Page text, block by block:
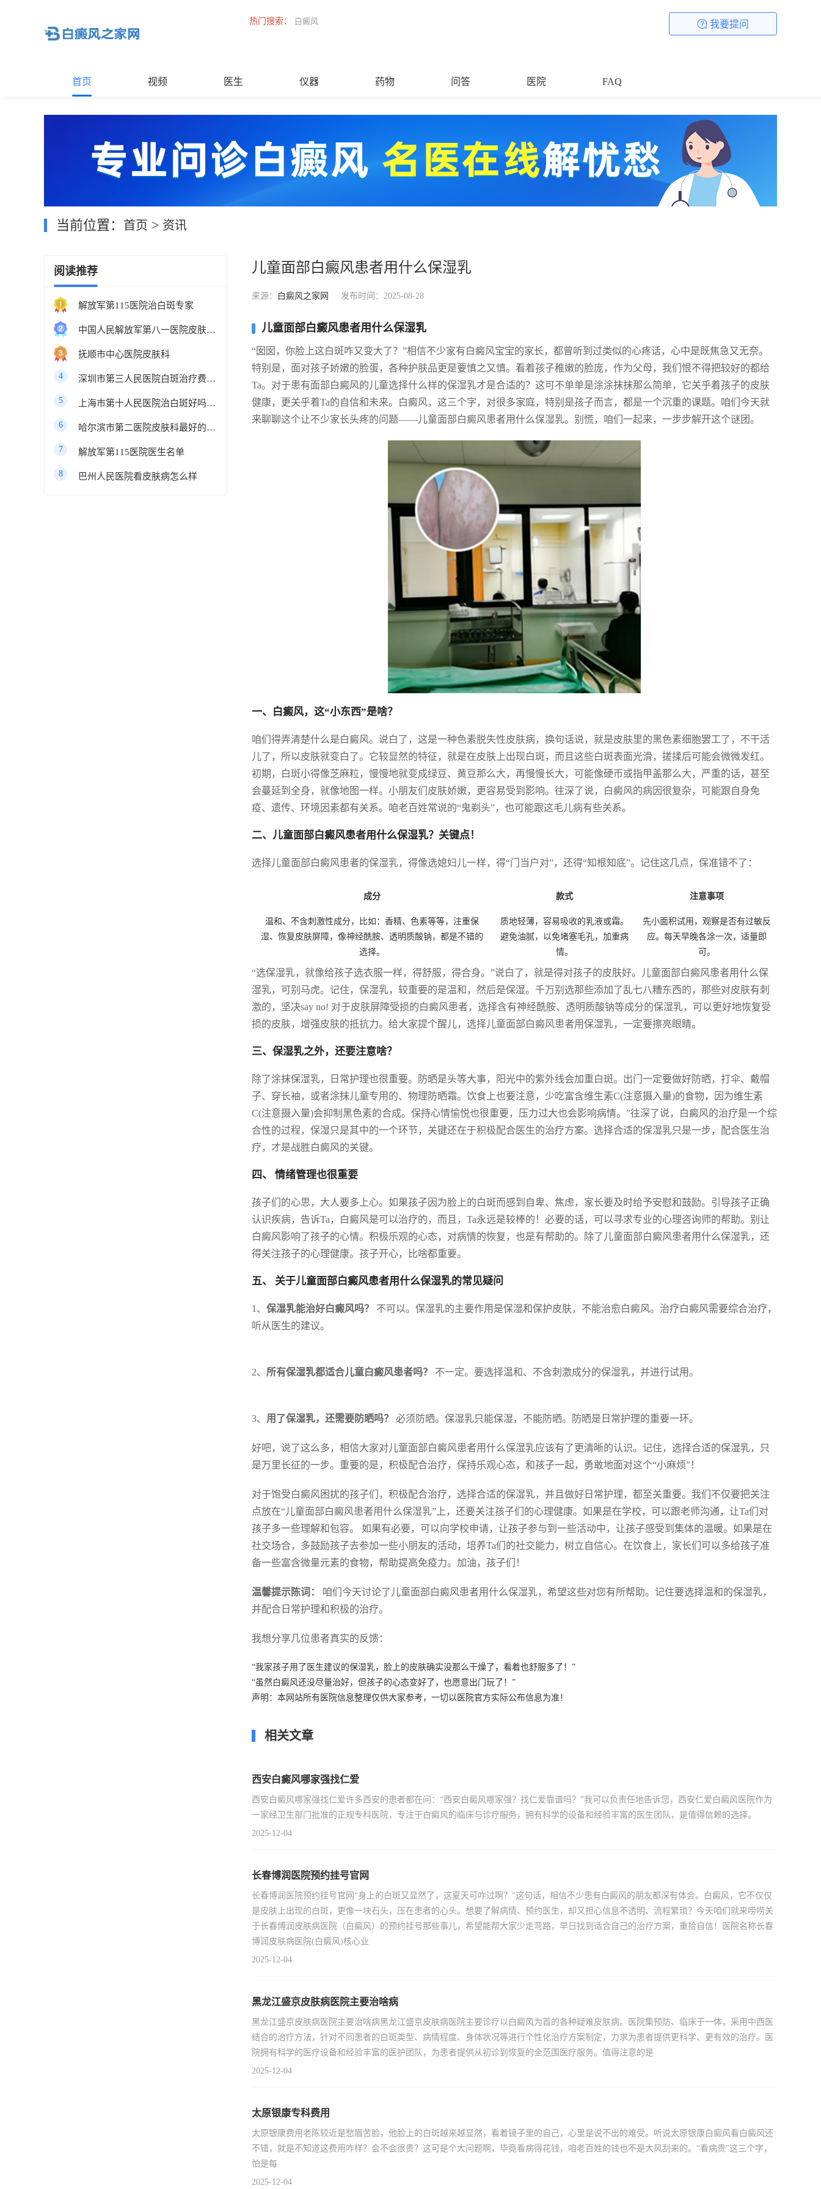
热门搜索： 白癜风 我要提问
首页 视频 医生 仪器 药物 问答 医院 FAQ
当前位置： 首页 > 资讯
阅读推荐
解放军第115医院治白斑专家
中国人民解放军第八一医院皮肤科最好的医生
抚顺市中心医院皮肤科
4 深圳市第三人民医院白斑治疗费用多少
5 上海市第十人民医院治白斑好吗知乎
6 哈尔滨市第二医院皮肤科最好的医生
7 解放军第115医院医生名单
8 巴州人民医院看皮肤病怎么样
儿童面部白癜风患者用什么保湿乳
来源： 白癜风之家网 发布时间：2025-08-28
儿童面部白癜风患者用什么保湿乳
“囡囡，你脸上这白斑咋又变大了？”相信不少家有白癜风宝宝的家长，都曾听到过类似的心疼话，心中是既焦急又无奈。
特别是，面对孩子娇嫩的脸蛋，各种护肤品更是要慎之又慎。看着孩子稚嫩的脸庞，作为父母，我们恨不得把较好的都给
Ta。对于患有面部白癜风的儿童选择什么样的保湿乳才是合适的？这可不单单是涂涂抹抹那么简单，它关乎着孩子的皮肤
健康，更关乎着Ta的自信和未来。白癜风，这三个字，对很多家庭，特别是孩子而言，都是一个沉重的课题。咱们今天就
来聊聊这个让不少家长头疼的问题——儿童面部白癜风患者用什么保湿乳。别慌，咱们一起来，一步步解开这个谜团。
一、白癜风，这“小东西”是啥？
咱们得弄清楚什么是白癜风。说白了，这是一种色素脱失性皮肤病，换句话说，就是皮肤里的黑色素细胞罢工了，不干活
儿了，所以皮肤就变白了。它较显然的特征，就是在皮肤上出现白斑，而且这些白斑表面光滑，搓揉后可能会微微发红。
初期，白斑小得像芝麻粒，慢慢地就变成绿豆、黄豆那么大，再慢慢长大，可能像硬币或指甲盖那么大，严重的话，甚至
会蔓延到全身，就像地图一样。小朋友们皮肤娇嫩，更容易受到影响。往深了说，白癜风的病因很复杂，可能跟自身免
疫、遗传、环境因素都有关系。咱老百姓常说的“鬼剃头”，也可能跟这毛儿病有些关系。
二、儿童面部白癜风患者用什么保湿乳？关键点！
选择儿童面部白癜风患者的保湿乳，得像选媳妇儿一样，得“门当户对”，还得“知根知底”。记住这几点，保准错不了：
成分 款式 注意事项
温和、不含刺激性成分，比如：香精、色素等等，注重保
湿、恢复皮肤屏障，像神经酰胺、透明质酸钠，都是不错的
选择。
质地轻薄，容易吸收的乳液或霜。
避免油腻，以免堵塞毛孔，加重病
情。
先小面积试用，观察是否有过敏反
应。每天早晚各涂一次，适量即
可。
“选保湿乳，就像给孩子选衣服一样，得舒服，得合身。”说白了，就是得对孩子的皮肤好。儿童面部白癜风患者用什么保
湿乳，可别马虎。记住，保湿乳，较重要的是温和，然后是保湿。千万别选那些添加了乱七八糟东西的，那些对皮肤有刺
激的，坚决say no! 对于皮肤屏障受损的白癜风患者，选择含有神经酰胺、透明质酸钠等成分的保湿乳，可以更好地恢复受
损的皮肤，增强皮肤的抵抗力。给大家提个醒儿，选择儿童面部白癜风患者用保湿乳，一定要擦亮眼睛。
三、保湿乳之外，还要注意啥？
除了涂抹保湿乳，日常护理也很重要。防晒是头等大事，阳光中的紫外线会加重白斑。出门一定要做好防晒，打伞、戴帽
子、穿长袖，或者涂抹儿童专用的、物理防晒霜。饮食上也要注意，少吃富含维生素C(注意摄入量)的食物，因为维生素
C(注意摄入量)会抑制黑色素的合成。保持心情愉悦也很重要，压力过大也会影响病情。”往深了说，白癜风的治疗是一个综
合性的过程，保湿只是其中的一个环节，关键还在于积极配合医生的治疗方案。选择合适的保湿乳只是一步，配合医生治
疗，才是战胜白癜风的关键。
四、 情绪管理也很重要
孩子们的心思，大人要多上心。如果孩子因为脸上的白斑而感到自卑、焦虑，家长要及时给予安慰和鼓励。引导孩子正确
认识疾病，告诉Ta，白癜风是可以治疗的，而且，Ta永远是较棒的！必要的话，可以寻求专业的心理咨询师的帮助。别让
白癜风影响了孩子的心情。积极乐观的心态，对病情的恢复，也是有帮助的。除了儿童面部白癜风患者用什么保湿乳，还
得关注孩子的心理健康。孩子开心，比啥都重要。
五、 关于儿童面部白癜风患者用什么保湿乳的常见疑问
1、 保湿乳能治好白癜风吗？
不可以。保湿乳的主要作用是保湿和保护皮肤，不能治愈白癜风。治疗白癜风需要综合治疗，
听从医生的建议。
2、 所有保湿乳都适合儿童白癜风患者吗？ 不一定。要选择温和、不含刺激成分的保湿乳，并进行试用。
3、 用了保湿乳，还需要防晒吗？ 必须防晒。保湿乳只能保湿，不能防晒。防晒是日常护理的重要一环。
好吧，说了这么多，相信大家对儿童面部白癜风患者用什么保湿乳应该有了更清晰的认识。记住，选择合适的保湿乳，只
是万里长征的一步。重要的是，积极配合治疗，保持乐观心态，和孩子一起，勇敢地面对这个“小麻烦”！
对于饱受白癜风困扰的孩子们，积极配合治疗，选择合适的保湿乳，并且做好日常护理，都至关重要。我们不仅要把关注
点放在“儿童面部白癜风患者用什么保湿乳”上，还要关注孩子们的心理健康。如果是在学校，可以跟老师沟通，让Ta们对
孩子多一些理解和包容。 如果有必要，可以向学校申请，让孩子参与到一些活动中，让孩子感受到集体的温暖。如果是在
社交场合，多鼓励孩子去参加一些小朋友的活动，培养Ta们的社交能力，树立自信心。在饮食上，家长们可以多给孩子准
备一些富含微量元素的食物，帮助提高免疫力。加油，孩子们！
温馨提示陈词：
咱们今天讨论了儿童面部白癜风患者用什么保湿乳，希望这些对您有所帮助。记住要选择温和的保湿乳，
并配合日常护理和积极的治疗。
我想分享几位患者真实的反馈：
“我家孩子用了医生建议的保湿乳，脸上的皮肤确实没那么干燥了，看着也舒服多了！”
“虽然白癜风还没尽量治好，但孩子的心态变好了，也愿意出门玩了！”
声明：本网站所有医院信息整理仅供大家参考，一切以医院官方实际公布信息为准！
相关文章
西安白癜风哪家强找仁爱
西安白癜风哪家强找仁爱许多西安的患者都在问：“西安白癜风哪家强？找仁爱靠谱吗？”我可以负责任地告诉您，西安仁爱白癜风医院作为
一家经卫生部门批准的正规专科医院，专注于白癜风的临床与诊疗服务，拥有科学的设备和经验丰富的医生团队，是值得信赖的选择。
2025-12-04
长春博润医院预约挂号官网
长春博润医院预约挂号官网“身上的白斑又显然了，这夏天可咋过啊？”这句话，相信不少患有白癜风的朋友都深有体会。白癜风，它不仅仅
是皮肤上出现的白斑，更像一块石头，压在患者的心头。想要了解病情、预约医生，却又担心信息不透明、流程繁琐？今天咱们就来唠唠关
于长春博润皮肤病医院（白癜风）的预约挂号那些事儿，希望能帮大家少走弯路，早日找到适合自己的治疗方案，重拾自信！医院名称长春
博润皮肤病医院(白癜风)核心业
2025-12-04
黑龙江盛京皮肤病医院主要治啥病
黑龙江盛京皮肤病医院主要治啥病黑龙江盛京皮肤病医院主要诊疗以白癜风为首的各种疑难皮肤病。医院集预防、临床于一体，采用中西医
结合的治疗方法，针对不同患者的白斑类型、病情程度、身体状况等进行个性化治疗方案制定，力求为患者提供更科学、更有效的治疗。医
院拥有科学的医疗设备和经验丰富的医护团队，为患者提供从初诊到恢复的全范围医疗服务。值得注意的是
2025-12-04
太原银康专科费用
太原银康费用老陈较近是愁眉苦脸，他脸上的白斑越来越显然，看着镜子里的自己，心里是说不出的难受。听说太原银康白癜风看白癜风还
不错，就是不知道这费用咋样？会不会很贵？这可是个大问题啊，毕竟看病得花钱，咱老百姓的钱也不是大风刮来的。“看病贵”这三个字，
怕是每
2025-12-04